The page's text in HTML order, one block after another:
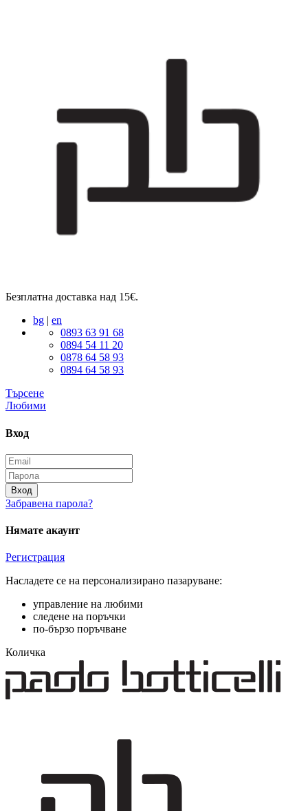
Безплатна доставка над 15€.
bg | en
0893 63 91 68
0894 54 11 20
0878 64 58 93
0894 64 58 93
Търсене
Любими
Вход
Вход
Забравена парола?
Нямате акаунт
Регистрация
Насладете се на персонализирано пазаруване:
управление на любими
следене на поръчки
по-бързо поръчване
Количка